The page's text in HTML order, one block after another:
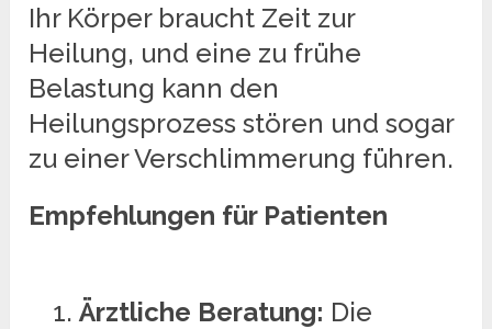
Ihr Körper braucht Zeit zur
Heilung, und eine zu frühe
Belastung kann den
Heilungsprozess stören und sogar
zu einer Verschlimmerung führen.
Empfehlungen für Patienten
Ärztliche Beratung: Die